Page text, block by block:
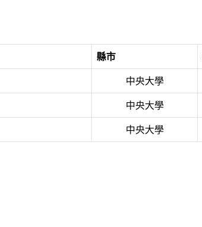
縣市
中央大學
中央大學
中央大學